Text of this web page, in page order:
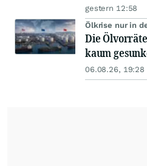
gestern 12:58
Ölkrise nur in
Die
kaum
06.08.26, 19:28